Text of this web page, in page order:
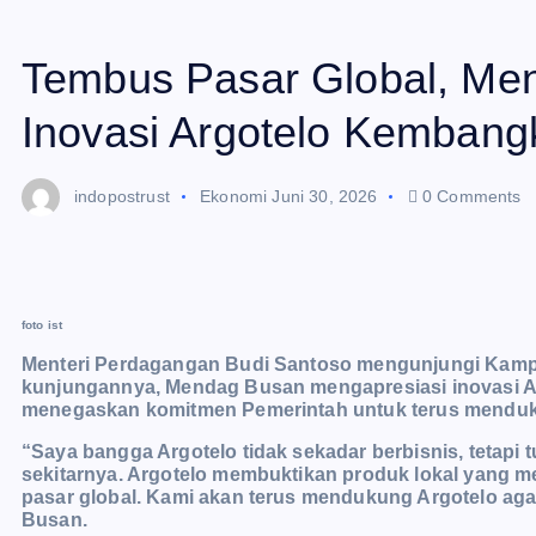
Tembus Pasar Global,
Inovasi Argotelo
indopostrust Ekonomi Juni 30, 2026 0 Comments
foto ist
Menteri Perdagangan Budi Santoso mengunjungi
kunjungannya, Mendag Busan mengapresiasi inovasi
menegaskan komitmen Pemerintah untuk terus
“Saya bangga Argotelo tidak sekadar berbisnis,
sekitarnya. Argotelo membuktikan produk lokal yang
pasar global. Kami akan terus mendukung Argotelo
Busan.